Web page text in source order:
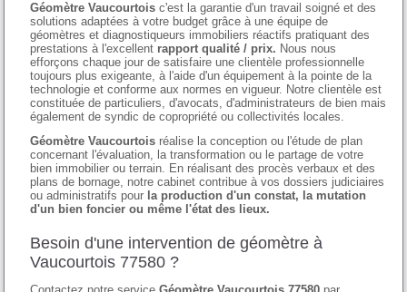
Géomètre Vaucourtois c'est la garantie d'un travail soigné et des
solutions adaptées à votre budget grâce à une équipe de
géomètres et diagnostiqueurs immobiliers réactifs pratiquant des
prestations à l'excellent rapport qualité / prix. Nous nous
efforçons chaque jour de satisfaire une clientèle professionnelle
toujours plus exigeante, à l'aide d'un équipement à la pointe de la
technologie et conforme aux normes en vigueur. Notre clientèle est
constituée de particuliers, d'avocats, d'administrateurs de bien mais
également de syndic de copropriété ou collectivités locales.
Géomètre Vaucourtois réalise la conception ou l'étude de plan
concernant l'évaluation, la transformation ou le partage de votre
bien immobilier ou terrain. En réalisant des procès verbaux et des
plans de bornage, notre cabinet contribue à vos dossiers judiciaires
ou administratifs pour la production d'un constat, la mutation
d'un bien foncier ou même l'état des lieux.
Besoin d'une intervention de géomètre à
Vaucourtois 77580 ?